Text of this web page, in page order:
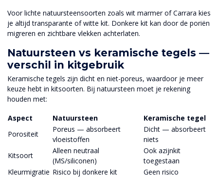
Voor lichte natuursteensoorten zoals wit marmer of Carrara kies
je altijd transparante of witte kit. Donkere kit kan door de poriën
migreren en zichtbare vlekken achterlaten.
Natuursteen vs keramische tegels —
verschil in kitgebruik
Keramische tegels zijn dicht en niet-poreus, waardoor je meer
keuze hebt in kitsoorten. Bij natuursteen moet je rekening
houden met:
Aspect Natuursteen
Keramische tegel
Porositeit
Poreus — absorbeert
vloeistoffen
Dicht — absorbeert
niets
Kitsoort
Alleen neutraal
(MS/siliconen)
Ook azijnkit
toegestaan
Kleurmigratie Risico bij donkere kit
Geen risico